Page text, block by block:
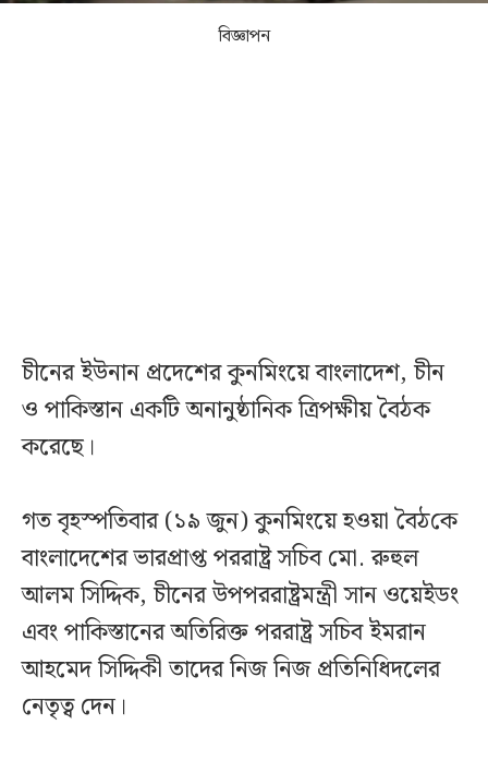
বিজ্ঞাপন
চীনের ইউনান প্রদেশের কুনমিংয়ে বাংলাদেশ, চীন
ও পাকিস্তান একটি অনানুষ্ঠানিক ত্রিপক্ষীয় বৈঠক
করেছে।
গত বৃহস্প‌তিবার (১৯ জুন) কুনমিংয়ে হওয়া বৈঠ‌কে
বাংলাদেশের ভারপ্রাপ্ত পররাষ্ট্র সচিব মো. রুহুল
আলম সিদ্দিক, চীনের উপপররাষ্ট্রমন্ত্রী সান ওয়েইডং
এবং পাকিস্তানের অতিরিক্ত পররাষ্ট্র সচিব ইমরান
আহমেদ সিদ্দিকী তাদের নিজ নিজ প্রতিনিধিদলের
নেতৃত্ব দেন।